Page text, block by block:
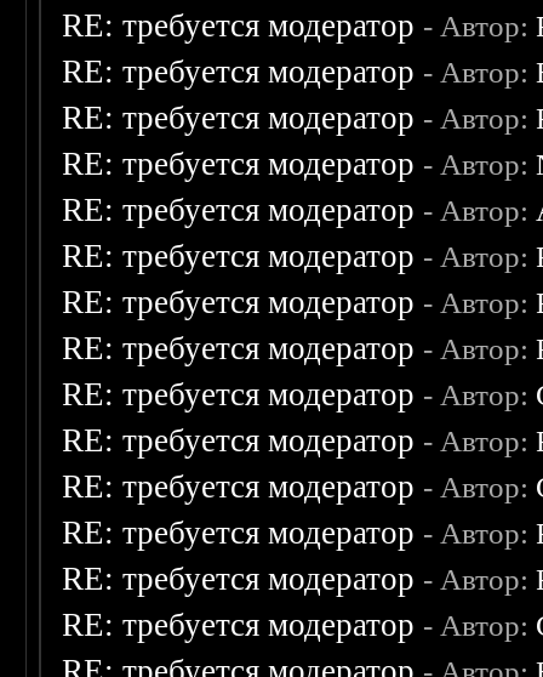
RE: требуется модератор - Автор:
RE: требуется модератор - Автор:
RE: требуется модератор - Автор:
RE: требуется модератор - Автор:
RE: требуется модератор - Автор:
RE: требуется модератор - Автор:
RE: требуется модератор - Автор:
RE: требуется модератор - Автор:
RE: требуется модератор - Автор:
RE: требуется модератор - Автор:
RE: требуется модератор - Автор:
RE: требуется модератор - Автор:
RE: требуется модератор - Автор:
RE: требуется модератор - Автор: